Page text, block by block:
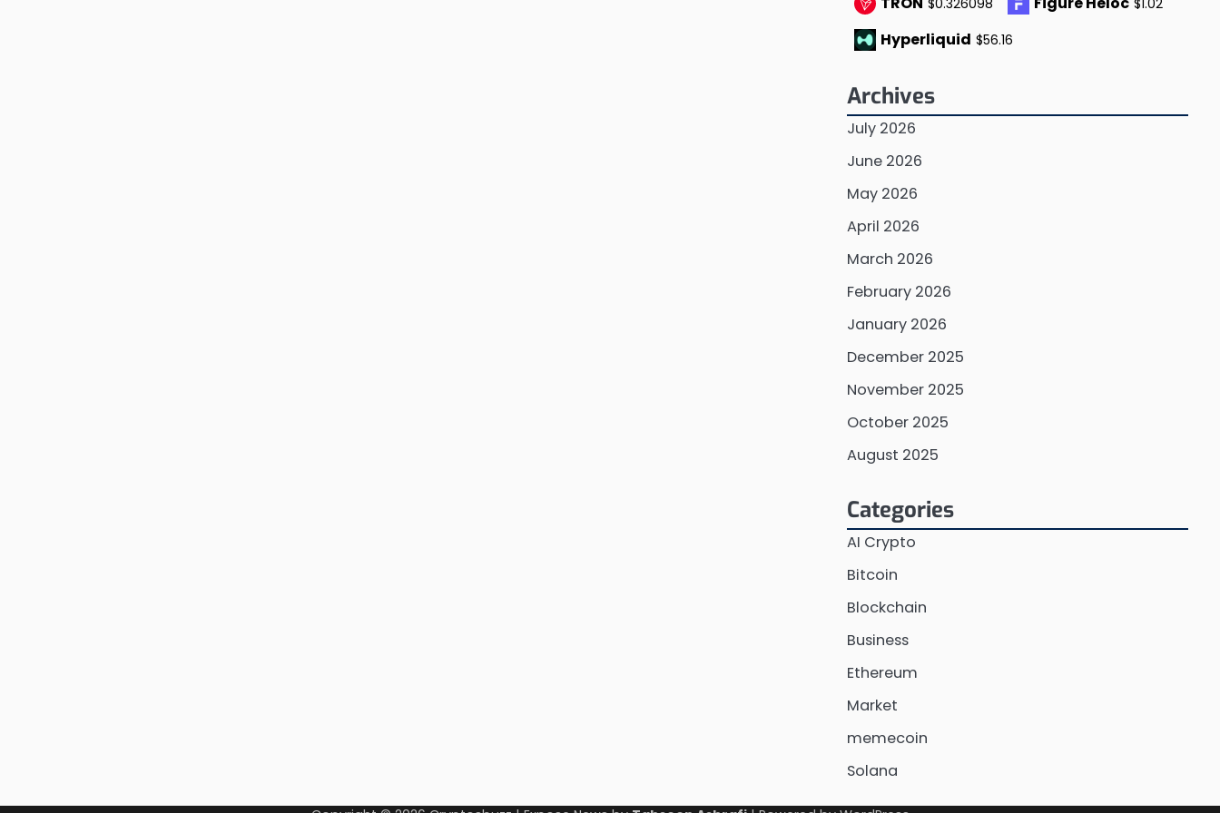
Hyperliquid $56.16
Archives
July 2026
June 2026
May 2026
April 2026
March 2026
February 2026
January 2026
December 2025
November 2025
October 2025
August 2025
Categories
AI Crypto
Bitcoin
Blockchain
Business
Ethereum
Market
memecoin
Solana